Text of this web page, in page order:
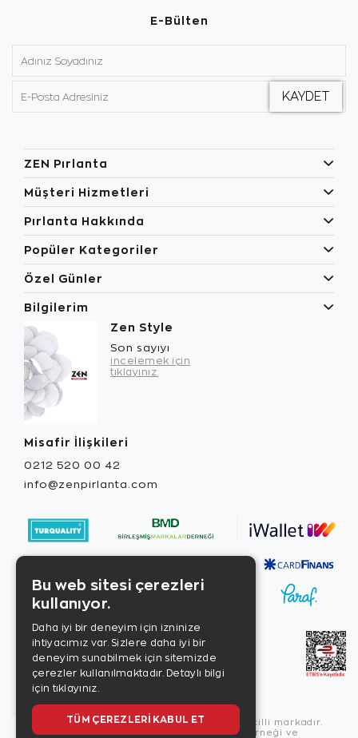
E-Bülten
ZEN Pırlanta
Müşteri Hizmetleri
Pırlanta Hakkında
Popüler Kategoriler
Özel Günler
Bilgilerim
Zen Style
Son sayıyı
incelemek için
tıklayınız.
Misafir İlişkileri
0212 520 00 42
info@zenpirlanta.com
Copyright © 2026, Zen Diamond tescilli markadır.
Zen Diamond Birleşmiş Markalar Derneği ve
Bu web sitesi çerezleri
kullanıyor.
Daha iyi bir deneyim için izninize
ihtiyacımız var. Sizlere daha iyi bir
deneyim sunabilmek için sitemizde
çerezler kullanılmaktadır. Detaylı bilgi
için tıklayınız.
TÜM ÇEREZLERI KABUL ET